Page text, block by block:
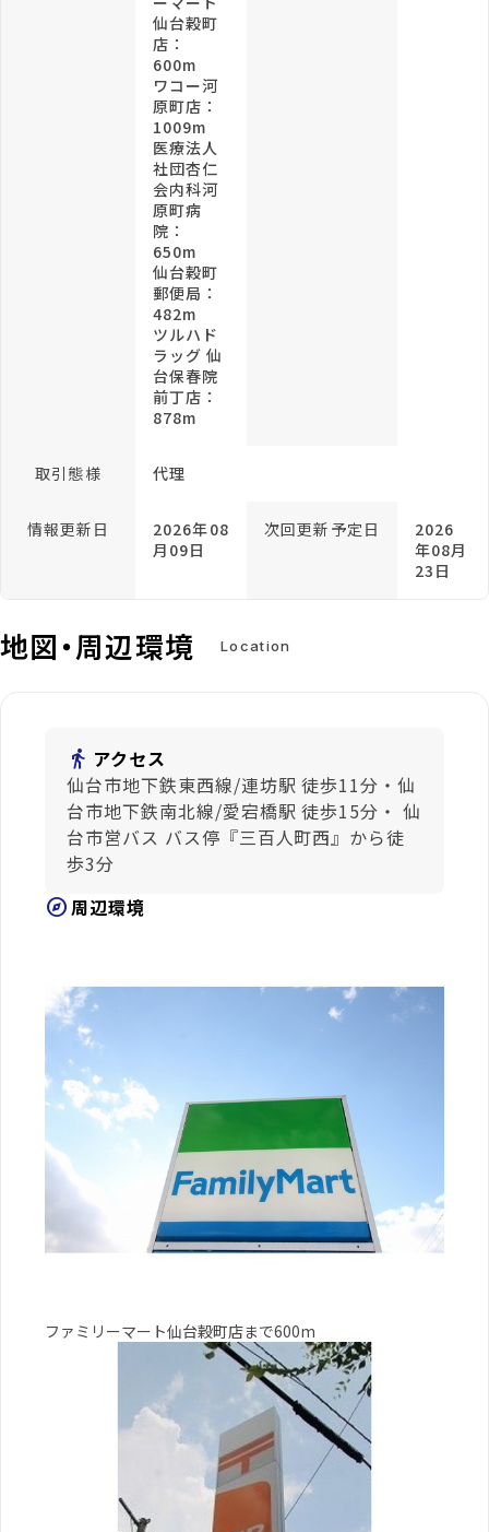
仙台穀町
店：
600m
ワコー河
原町店：
1009m
医療法人
社団杏仁
会内科河
原町病
院：
650m
仙台穀町
郵便局：
482m
ツルハド
ラッグ 仙
台保春院
前丁店：
878m
取引態様 代理
情報更新日
2026年08
月09日
次回更新予定日
2026
年08月
23日
地図・周辺環境 Location
directions_walk アクセス
仙台市地下鉄東西線/連坊駅 徒歩11分・仙
台市地下鉄南北線/愛宕橋駅 徒歩15分・ 仙
台市営バス バス停『三百人町西』から徒
歩3分
explore周辺環境
ファミリーマート仙台穀町店まで600m